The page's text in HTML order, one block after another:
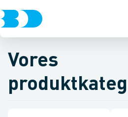
Vores